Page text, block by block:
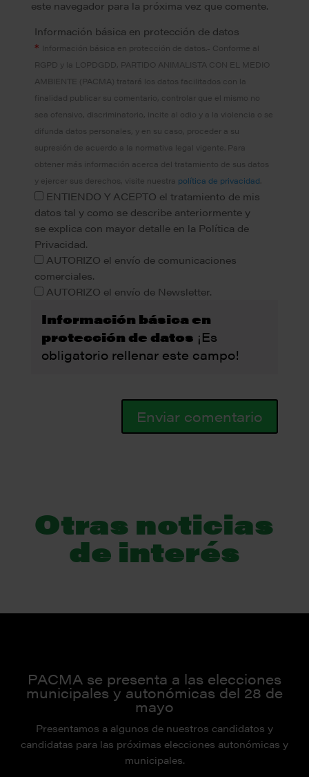
este navegador para la próxima vez que comente.
Información básica en protección de datos
*
Información básica en protección de datos.- Conforme al
RGPD y la LOPDGDD, PARTIDO ANIMALISTA CON EL MEDIO
AMBIENTE (PACMA) tratará los datos facilitados con la
finalidad publicar su comentario, controlar que el mismo no
sea ofensivo, discriminatorio, incite al odio y a la violencia o se
difunda datos personales, y en su caso, proceder a su
supresión de acuerdo a la normativa legal vigente. Para
obtener más información acerca del tratamiento de sus datos
y ejercer sus derechos, visite nuestra política de privacidad
ENTIENDO Y ACEPTO el tratamiento de mis
datos tal y como se describe anteriormente y
se explica con mayor detalle en la Política de
Privacidad.
AUTORIZO el envío de comunicaciones
comerciales.
AUTORIZO el envío de Newsletter.
Información básica en
protección de datos ¡Es
obligatorio rellenar este campo!
Enviar comentario
Otras noticias
de interés
PACMA se presenta a las elecciones
municipales y autonómicas del 28 de
mayo
Presentamos a algunos de nuestros candidatos y
candidatas para las próximas elecciones autonómicas y
municipales.